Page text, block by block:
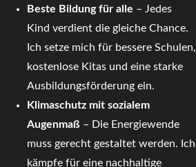
Beste Bildung für alle – Jedes
Kind verdient die gleiche Chance.
Ich setze mich für bessere Schulen,
kostenlose Kitas und eine starke
Ausbildungsförderung ein.
Klimaschutz mit sozialem
Augenmaß – Die Energiewende
muss gerecht gestaltet werden. Ich
kämpfe für eine nachhaltige